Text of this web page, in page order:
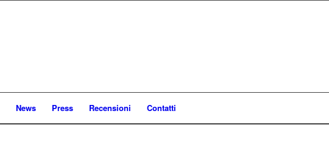
News Press Recensioni Contatti